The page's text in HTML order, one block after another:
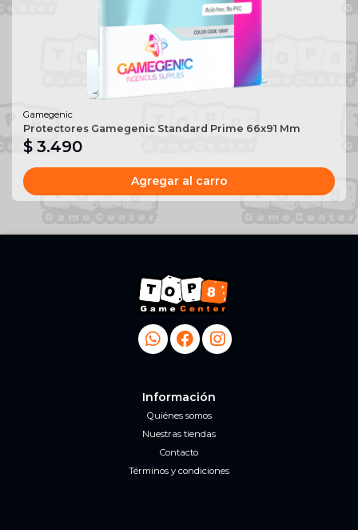
Gamegenic
Protectores Gamegenic Standard Prime 66x91 Mm
$ 3.490
Agregar al carro
Información
Quiénes somos
Nuestras tiendas
Contacto
Términos y condiciones